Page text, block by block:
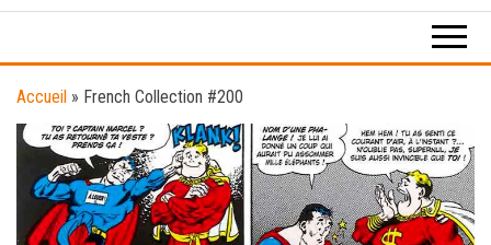
Accueil » French Collection #200